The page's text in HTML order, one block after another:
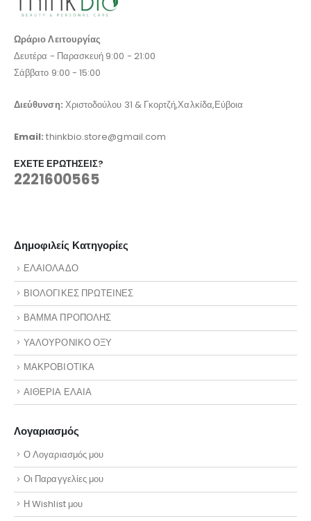
Ωράριο Λειτουργίας
Δευτέρα - Παρασκευή 9:00 - 21:00
Σάββατο 9:00 - 15:00
Διεύθυνση: Χριστοδούλου 31 & Γκορτζή,Χαλκίδα,Εύβοια
Email:thinkbio.store@gmail.com
ΈΧΕΤΕ ΕΡΩΤΉΣΕΙΣ?
2221600565
Δημοφιλείς Κατηγορίες
ΕΛΑΙΟΛΑΔΟ
ΒΙΟΛΟΓΙΚΕΣ ΠΡΩΤΕΙΝΕΣ
ΒΑΜΜΑ ΠΡΟΠΟΛΗΣ
ΥΑΛΟΥΡΟΝΙΚΟ ΟΞΥ
ΜΑΚΡΟΒΙΟΤΙΚΑ
ΑΙΘΕΡΙΑ ΕΛΑΙΑ
Λογαριασμός
Ο Λογαριασμός μου
Οι Παραγγελίες μου
Η Wishlist μου